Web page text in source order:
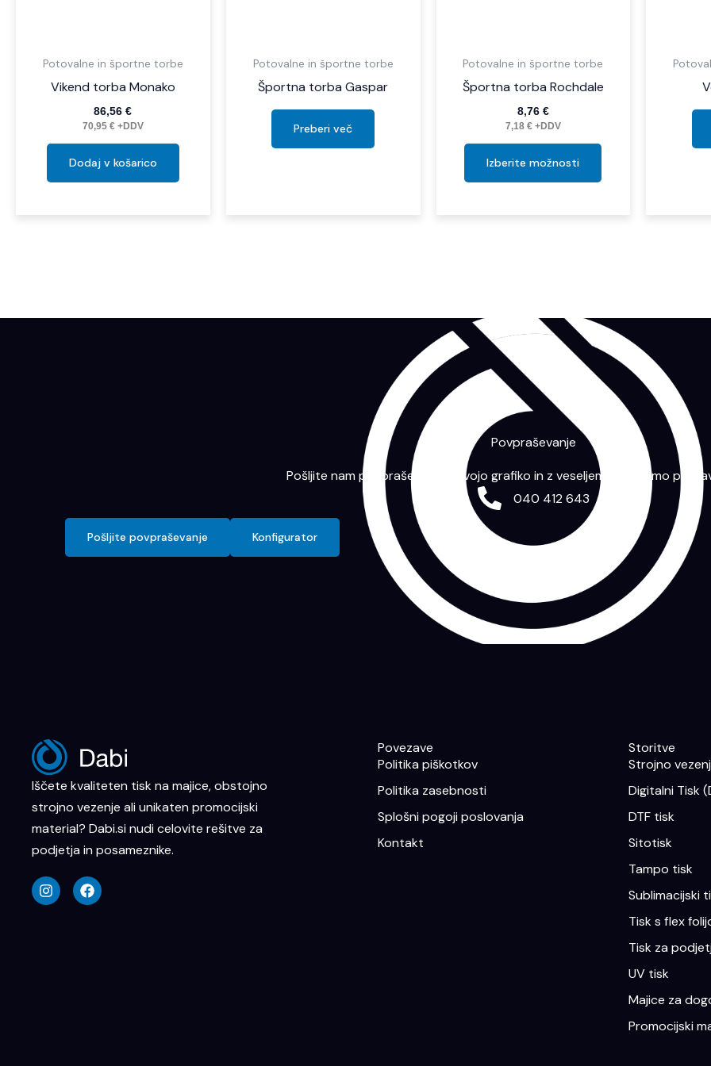
Potovalne in športne torbe
Vikend torba Monako
86,56€
70,95 €+DDV
Dodaj v košarico
Potovalne in športne torbe
Športna torba Gaspar
Preberi več
Potovalne in športne torbe
Športna torba Rochdale
8,76 €
7,18 €+DDV
Izberite možnosti
Povpraševanje
Pošljite nam povpraševanje s svojo grafiko in z veseljem vam bomo
040 412 643
Pošljite povpraševanje Konfigurator
Iščete kvaliteten tisk na majice, obstojno
strojno vezenje ali unikaten promocijski
material? Dabi.si nudi celovite rešitve za
podjetja in posameznike.
n
s
t
a
c
e
Povezave
Politika piškotkov
Politika zasebnosti
Splošni pogoji poslovanja
Kontakt
Storitve
Strojno
Digitalni Tisk
DTF tisk
Sitotisk
Tampo tisk
Sublimacijski
Tisk s flex
Tisk za
UV tisk
Majice za
Promocijski